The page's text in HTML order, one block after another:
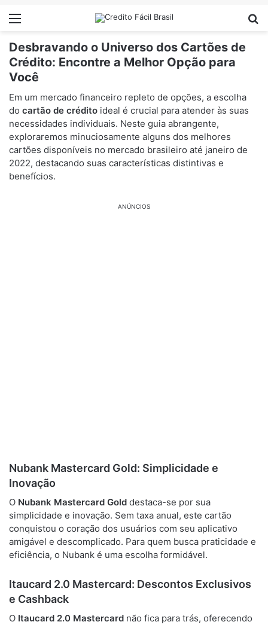
Menu
Desbravando o Universo dos Cartões de
Crédito: Encontre a Melhor Opção para
Você
Em um mercado financeiro repleto de opções, a escolha
do cartão de crédito ideal é crucial para atender às suas
necessidades individuais. Neste guia abrangente,
exploraremos minuciosamente alguns dos melhores
cartões disponíveis no mercado brasileiro até janeiro de
2022, destacando suas características distintivas e
benefícios.
ANÚNCIOS
Nubank Mastercard Gold: Simplicidade e
Inovação
O Nubank Mastercard Gold destaca-se por sua
simplicidade e inovação. Sem taxa anual, este cartão
conquistou o coração dos usuários com seu aplicativo
amigável e descomplicado. Para quem busca praticidade e
eficiência, o Nubank é uma escolha formidável.
Itaucard 2.0 Mastercard: Descontos Exclusivos
e Cashback
O Itaucard 2.0 Mastercard não fica para trás, oferecendo